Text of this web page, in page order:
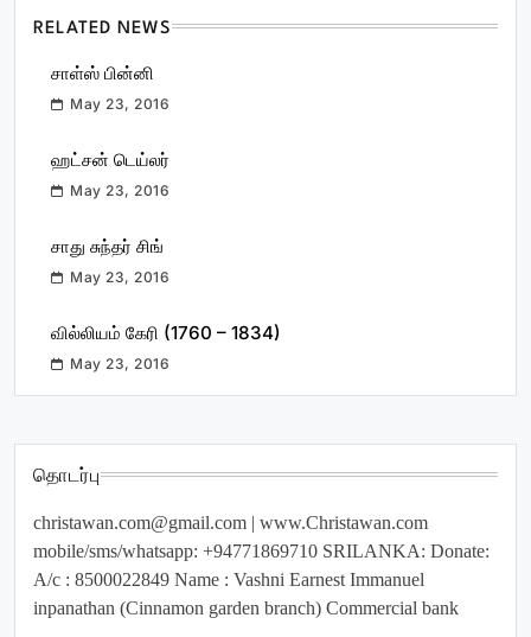
RELATED NEWS
சாள்ஸ் பின்னி
May 23, 2016
ஹட்சன் டெய்லர்
May 23, 2016
சாது சுந்தர் சிங்
May 23, 2016
வில்லியம் கேரி (1760 – 1834)
May 23, 2016
தொடர்பு
christawan.com@gmail.com | www.Christawan.com
mobile/sms/whatsapp: +94771869710 SRILANKA: Donate:
A/c : 8500022849 Name : Vashni Earnest Immanuel
inpanathan (Cinnamon garden branch) Commercial bank